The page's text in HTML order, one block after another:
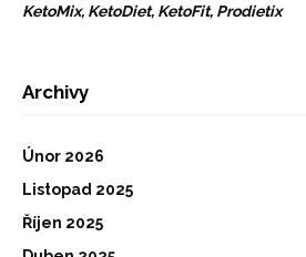
KetoMix, KetoDiet, KetoFit, Prodietix
Archivy
Únor 2026
Listopad 2025
Říjen 2025